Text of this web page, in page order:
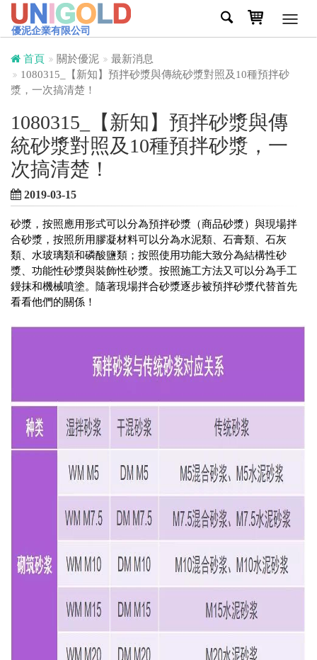
優泥企業有限公司
首頁 關於優泥
最新消息
1080315_【新知】預拌砂漿與傳統砂漿對照及10種預拌砂
漿，一次搞清楚！
1080315_【新知】預拌砂漿與傳
統砂漿對照及10種預拌砂漿，一
次搞清楚！
2019-03-15
砂漿，按照應用形式可以分為預拌砂漿（商品砂漿）與現場拌
合砂漿，按照所用膠凝材料可以分為水泥類、石膏類、石灰
類、水玻璃類和磷酸鹽類；按照使用功能大致分為結構性砂
漿、功能性砂漿與裝飾性砂漿。按照施工方法又可以分為手工
鏝抹和機械噴塗。隨著現場拌合砂漿逐步被預拌砂漿代替首先
看看他們的關係！